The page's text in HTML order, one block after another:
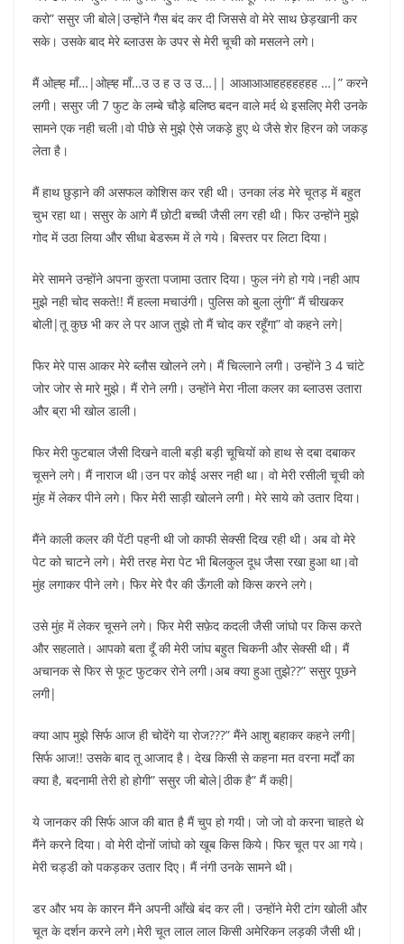
करो” ससुर जी बोले|उन्होंने गैस बंद कर दी जिससे वो मेरे साथ छेड़खानी कर
सके। उसके बाद मेरे ब्लाउस के उपर से मेरी चूची को मसलने लगे।
मैं ओह्ह माँ…|ओह्ह माँ…उ उ ह उ उ उ…|| आआआआहहहहहहह …|” करने
लगी। ससुर जी 7 फुट के लम्बे चौड़े बलिष्ठ बदन वाले मर्द थे इसलिए मेरी उनके
सामने एक नही चली।वो पीछे से मुझे ऐसे जकड़े हुए थे जैसे शेर हिरन को जकड़
लेता है।
मैं हाथ छुड़ाने की असफल कोशिस कर रही थी। उनका लंड मेरे चूतड़ में बहुत
चुभ रहा था। ससुर के आगे मैं छोटी बच्ची जैसी लग रही थी। फिर उन्होंने मुझे
गोद में उठा लिया और सीधा बेडरूम में ले गये। बिस्तर पर लिटा दिया।
मेरे सामने उन्होंने अपना कुरता पजामा उतार दिया। फुल नंगे हो गये।नही आप
मुझे नही चोद सकते!! मैं हल्ला मचाउंगी। पुलिस को बुला लुंगी” मैं चीखकर
बोली|तू कुछ भी कर ले पर आज तुझे तो मैं चोद कर रहूँगा” वो कहने लगे|
फिर मेरे पास आकर मेरे ब्लौस खोलने लगे। मैं चिल्लाने लगी। उन्होंने 3 4 चांटे
जोर जोर से मारे मुझे। मैं रोने लगी। उन्होंने मेरा नीला कलर का ब्लाउस उतारा
और ब्रा भी खोल डाली।
फिर मेरी फुटबाल जैसी दिखने वाली बड़ी बड़ी चूचियों को हाथ से दबा दबाकर
चूसने लगे। मैं नाराज थी।उन पर कोई असर नही था। वो मेरी रसीली चूची को
मुंह में लेकर पीने लगे। फिर मेरी साड़ी खोलने लगी। मेरे साये को उतार दिया।
मैंने काली कलर की पेंटी पहनी थी जो काफी सेक्सी दिख रही थी। अब वो मेरे
पेट को चाटने लगे। मेरी तरह मेरा पेट भी बिलकुल दूध जैसा रखा हुआ था।वो
मुंह लगाकर पीने लगे। फिर मेरे पैर की ऊँगली को किस करने लगे।
उसे मुंह में लेकर चूसने लगे। फिर मेरी सफ़ेद कदली जैसी जांघो पर किस करते
और सहलाते। आपको बता दूँ की मेरी जांघ बहुत चिकनी और सेक्सी थी। मैं
अचानक से फिर से फूट फुटकर रोने लगी।अब क्या हुआ तुझे??” ससुर पूछने
लगी|
क्या आप मुझे सिर्फ आज ही चोदेंगे या रोज???” मैंने आशु बहाकर कहने लगी|
सिर्फ आज!! उसके बाद तू आजाद है। देख किसी से कहना मत वरना मर्दों का
क्या है, बदनामी तेरी हो होगी” ससुर जी बोले|ठीक है” मैं कही|
ये जानकर की सिर्फ आज की बात है मैं चुप हो गयी। जो जो वो करना चाहते थे
मैंने करने दिया। वो मेरी दोनों जांघो को खूब किस किये। फिर चूत पर आ गये।
मेरी चड्डी को पकड़कर उतार दिए। मैं नंगी उनके सामने थी।
डर और भय के कारन मैंने अपनी आँखे बंद कर ली। उन्होंने मेरी टांग खोली और
चूत के दर्शन करने लगे।मेरी चूत लाल लाल किसी अमेरिकन लड़की जैसी थी।